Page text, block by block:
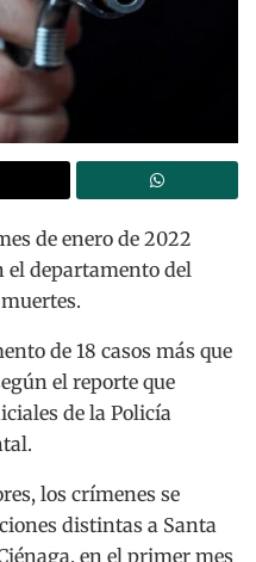
de enero de 2022
el departamento del
de 18 casos más que
el reporte que
de la Policía
los crímenes se
distintas a Santa
en el primer mes